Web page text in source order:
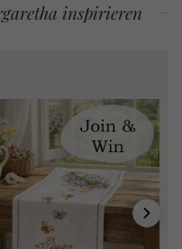
inspirieren